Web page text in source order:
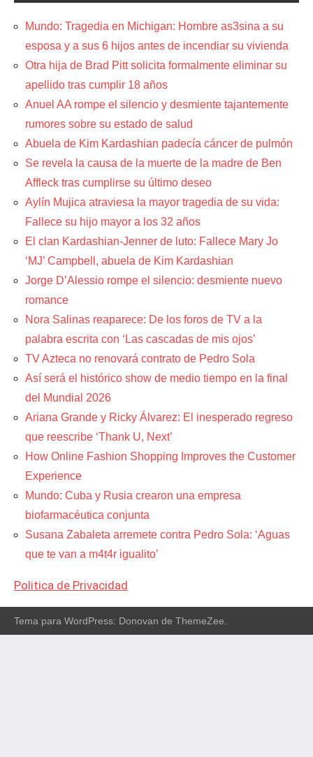
Mundo: Tragedia en Michigan: Hombre as3sina a su
esposa y a sus 6 hijos antes de incendiar su vivienda
Otra hija de Brad Pitt solicita formalmente eliminar su
apellido tras cumplir 18 años
Anuel AA rompe el silencio y desmiente tajantemente
rumores sobre su estado de salud
Abuela de Kim Kardashian padecía cáncer de pulmón
Se revela la causa de la muerte de la madre de Ben
Affleck tras cumplirse su último deseo
Aylín Mujica atraviesa la mayor tragedia de su vida:
Fallece su hijo mayor a los 32 años
El clan Kardashian-Jenner de luto: Fallece Mary Jo
‘MJ’ Campbell, abuela de Kim Kardashian
Jorge D’Alessio rompe el silencio: desmiente nuevo
romance
Nora Salinas reaparece: De los foros de TV a la
palabra escrita con ‘Las cascadas de mis ojos’
TV Azteca no renovará contrato de Pedro Sola
Así será el histórico show de medio tiempo en la final
del Mundial 2026
Ariana Grande y Ricky Álvarez: El inesperado regreso
que reescribe ‘Thank U, Next’
How Online Fashion Shopping Improves the Customer
Experience
Mundo: Cuba y Rusia crearon una empresa
biofarmacéutica conjunta
Susana Zabaleta arremete contra Pedro Sola: ‘Aguas
que te van a m4t4r igualito’
Politica de Privacidad
Tema para WordPress: Donovan de ThemeZee.